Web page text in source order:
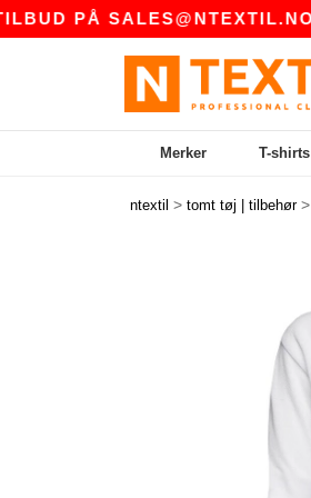
PÅSALES@NTEXTIL.NO|
Merker T-shirts
ntextil > tomt tøj | tilbehør >